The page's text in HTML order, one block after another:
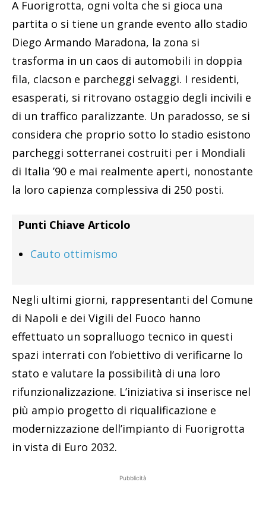
A Fuorigrotta, ogni volta che si gioca una
partita o si tiene un grande evento allo stadio
Diego Armando Maradona, la zona si
trasforma in un caos di automobili in doppia
fila, clacson e parcheggi selvaggi. I residenti,
esasperati, si ritrovano ostaggio degli incivili e
di un traffico paralizzante. Un paradosso, se si
considera che proprio sotto lo stadio esistono
parcheggi sotterranei costruiti per i Mondiali
di Italia ’90 e mai realmente aperti, nonostante
la loro capienza complessiva di 250 posti.
Punti Chiave Articolo
Cauto ottimismo
Negli ultimi giorni, rappresentanti del Comune
di Napoli e dei Vigili del Fuoco hanno
effettuato un sopralluogo tecnico in questi
spazi interrati con l’obiettivo di verificarne lo
stato e valutare la possibilità di una loro
rifunzionalizzazione. L’iniziativa si inserisce nel
più ampio progetto di riqualificazione e
modernizzazione dell’impianto di Fuorigrotta
in vista di Euro 2032.
Pubblicità